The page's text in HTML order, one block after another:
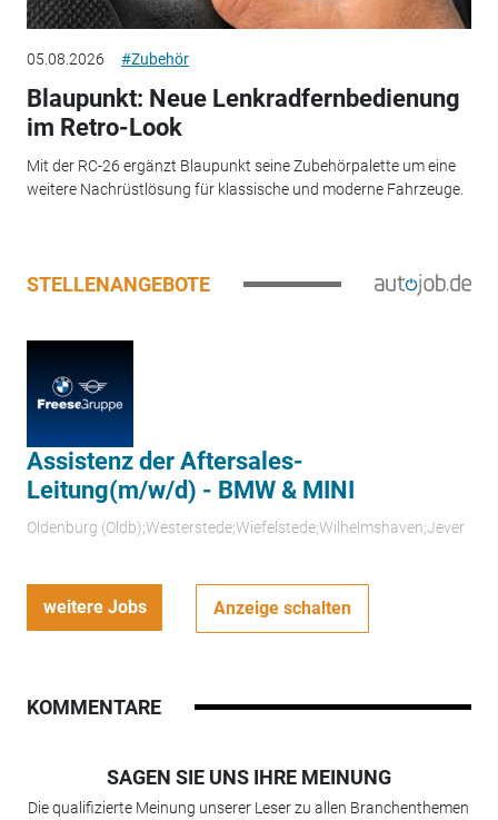
05.08.2026 #Zubehör
Blaupunkt: Neue Lenkradfernbedienung
im Retro-Look
Mit der RC-26 ergänzt Blaupunkt seine Zubehörpalette um eine
weitere Nachrüstlösung für klassische und moderne Fahrzeuge.
STELLENANGEBOTE
Assistenz der Aftersales-
Leitung(m/w/d) - BMW & MINI
Oldenburg (Oldb);Westerstede;Wiefelstede;Wilhelmshaven;Jever
weitere Jobs Anzeige schalten
KOMMENTARE
SAGEN SIE UNS IHRE MEINUNG
Die qualifizierte Meinung unserer Leser zu allen Branchenthemen